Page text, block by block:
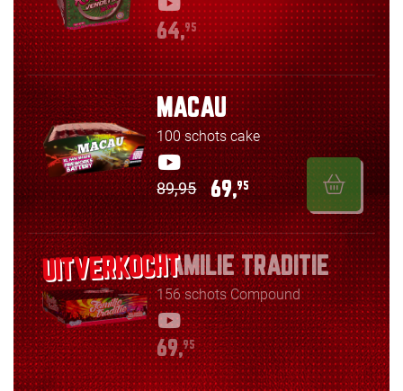
64,95
MACAU
100 schots cake
89,95 69,95
FAMILIE TRADITIE
156 schots Compound
69,95